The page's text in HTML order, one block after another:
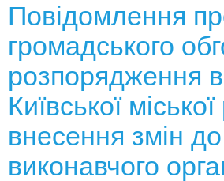
Повідомлення
громадського
розпорядження
Київської
внесення змін
виконавчого